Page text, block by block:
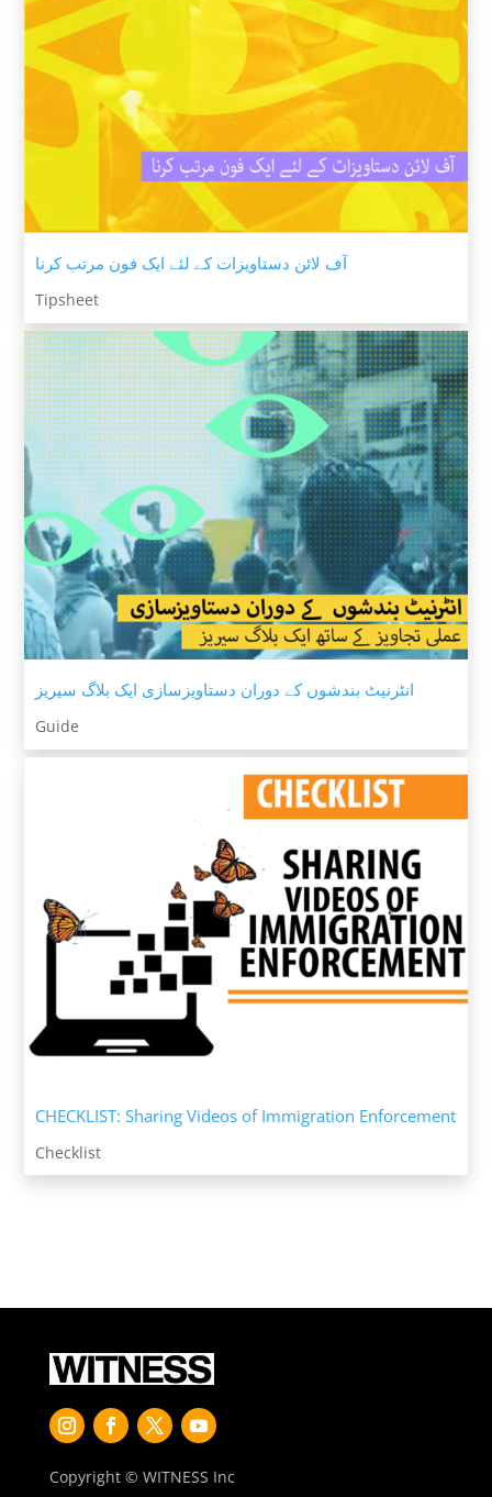
آف لائن دستاویزات کے لئے ایک فون مرتب کرنا
Tipsheet
انٹرنیٹ بندشوں کے دوران دستاویزسازی ایک بلاگ سیریز
Guide
CHECKLIST: Sharing Videos of Immigration Enforcement
Checklist
Copyright © WITNESS Inc